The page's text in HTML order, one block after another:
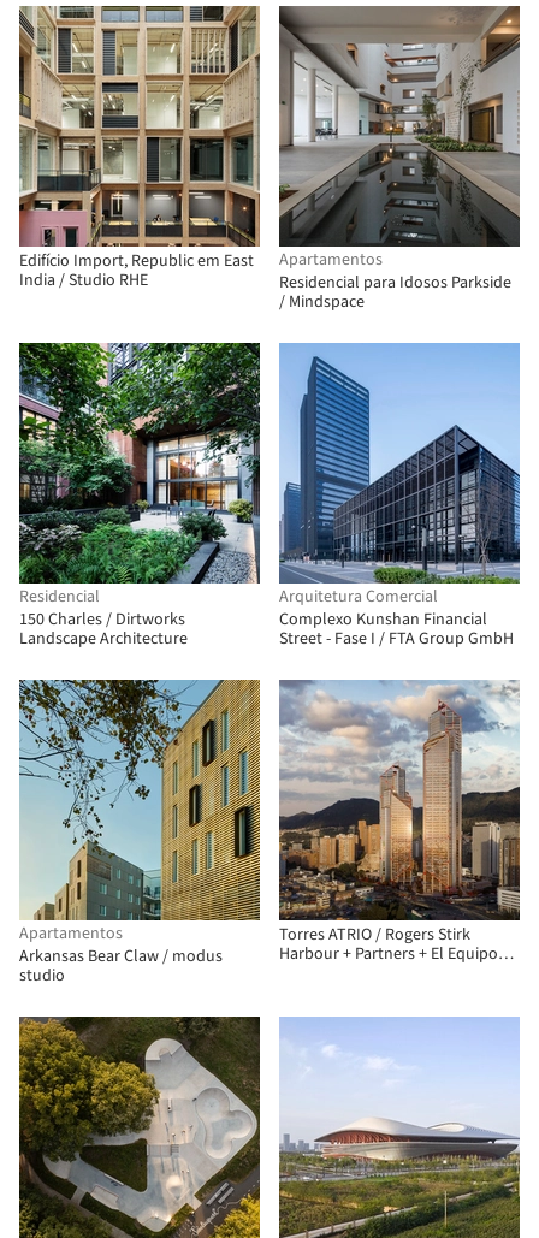
Edifício Import, Republic em East
India / Studio RHE
Apartamentos
Residencial para Idosos Parkside
/ Mindspace
Residencial
150 Charles / Dirtworks
Landscape Architecture
Arquitetura Comercial
Complexo Kunshan Financial
Street - Fase I / FTA Group GmbH
Apartamentos
Arkansas Bear Claw / modus
studio
Torres ATRIO / Rogers Stirk
Harbour + Partners + El Equipo